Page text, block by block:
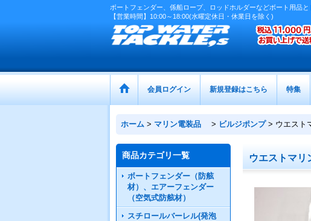
ボートフェンダー、係船ロープ、ロッドホルダーなどボート用品
【営業時間】10:00～18:00(水曜定休日・休業日を除く)
会員ログイン 新規登録はこちら 特集
ホーム > マリン電装品 > ビルジポンプ > ウエスト
商品カテゴリ一覧
ボートフェンダー（防舷
材）、エアーフェンダー
（空気式防舷材）
スチロールバーレル(発泡
ウエストマリ